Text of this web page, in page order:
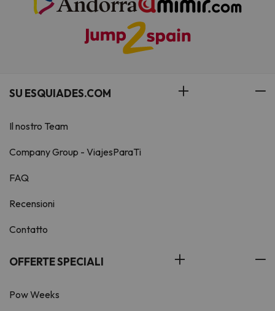
SU ESQUIADES.COM
Il nostro Team
Company Group - ViajesParaTi
FAQ
Recensioni
Contatto
OFFERTE SPECIALI
Pow Weeks